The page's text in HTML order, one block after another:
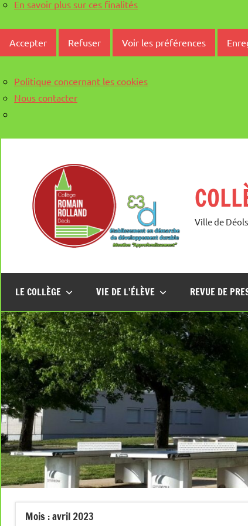
En savoir plus sur ces finalités
Accepter Refuser Voir les préférences
Politique concernant les cookies
Nous contacter
Ville de
LE COLLÈGE VIE DE L’ÉLÈVE REVUE DE
Mois :avril 2023